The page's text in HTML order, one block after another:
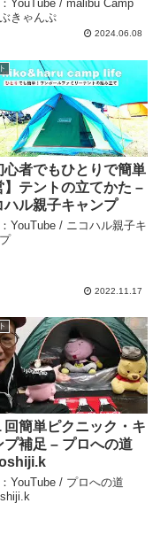
YouTube / malibu Camp
きゃんぷ
2024.06.08
心者でもひとりで簡単
】テントの立てかた –
ハル親子キャンプ
YouTube / ニコハル親子キ
2022.11.17
回簡単ピクニック・キ
プ補足 – プロへの道
YouTube / プロへの道